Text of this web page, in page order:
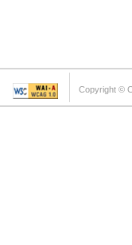
Copyright ©